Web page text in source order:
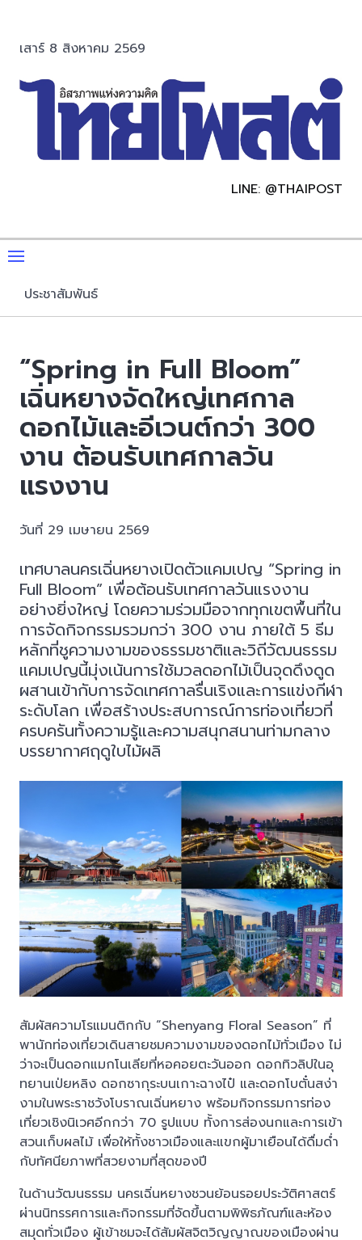
เสาร์ 8 สิงหาคม 2569
LINE: @THAIPOST
ประชาสัมพันธ์
“Spring in Full Bloom”
เฉิ่นหยางจัดใหญ่เทศกาล
ดอกไม้และอีเวนต์กว่า 300
งาน ต้อนรับเทศกาลวัน
แรงงาน
วันที่ 29 เมษายน 2569
เทศบาลนครเฉิ่นหยางเปิดตัวแคมเปญ “Spring in
Full Bloom” เพื่อต้อนรับเทศกาลวันแรงงาน
อย่างยิ่งใหญ่ โดยความร่วมมือจากทุกเขตพื้นที่ใน
การจัดกิจกรรมรวมกว่า 300 งาน ภายใต้ 5 ธีม
หลักที่ชูความงามของธรรมชาติและวิถีวัฒนธรรม
แคมเปญนี้มุ่งเน้นการใช้มวลดอกไม้เป็นจุดดึงดูด
ผสานเข้ากับการจัดเทศกาลรื่นเริงและการแข่งกีฬา
ระดับโลก เพื่อสร้างประสบการณ์การท่องเที่ยวที่
ครบครันทั้งความรู้และความสนุกสนานท่ามกลาง
บรรยากาศฤดูใบไม้ผลิ
สัมผัสความโรแมนติกกับ “Shenyang Floral Season” ที่
พานักท่องเที่ยวเดินสายชมความงามของดอกไม้ทั่วเมือง ไม่
ว่าจะเป็นดอกแมกโนเลียที่หอคอยตะวันออก ดอกทิวลิปในอุ
ทยานเป่ยหลิง ดอกซากุระบนเกาะฉางไป๋ และดอกโบตั๋นสง่า
งามในพระราชวังโบราณเฉิ่นหยาง พร้อมกิจกรรมการท่อง
เที่ยวเชิงนิเวศอีกกว่า 70 รูปแบบ ทั้งการส่องนกและการเข้า
สวนเก็บผลไม้ เพื่อให้ทั้งชาวเมืองและแขกผู้มาเยือนได้ดื่มด่ำ
กับทัศนียภาพที่สวยงามที่สุดของปี
ในด้านวัฒนธรรม นครเฉิ่นหยางชวนย้อนรอยประวัติศาสตร์
ผ่านนิทรรศการและกิจกรรมที่จัดขึ้นตามพิพิธภัณฑ์และห้อง
สมุดทั่วเมือง ผู้เข้าชมจะได้สัมผัสจิตวิญญาณของเมืองผ่าน